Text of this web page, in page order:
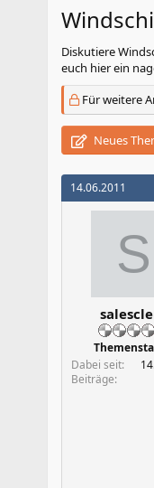
Diskutiere
euch hier ein
Für weitere
Neues
14.06.2011
S
Dabei seit
Beiträge